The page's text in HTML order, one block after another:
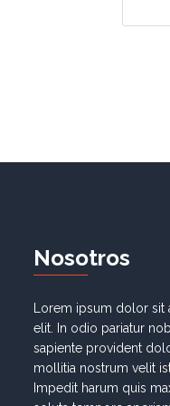
Nosotros
Lorem ipsum dolor
elit. In odio pariatur
sapiente provident
mollitia nostrum velit
Impedit harum quis